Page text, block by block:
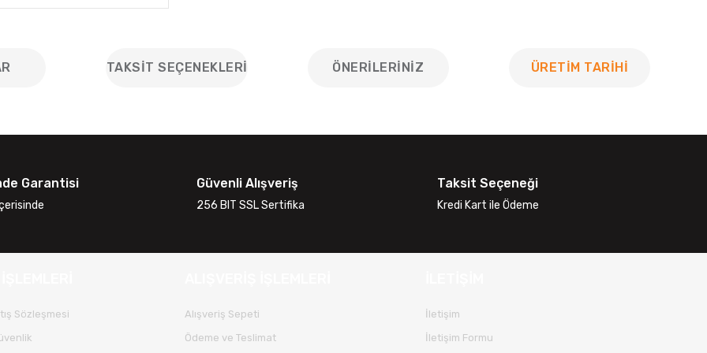
TAKSIT SEÇENEKLERI ÖNERILERINIZ ÜRETİM TARİHİ
Garantisi Güvenli Alışveriş
256 BIT SSL Sertifika
Taksit Seçeneği
Kredi Kart ile Ödeme
Sözleşmesi
Alışveriş Sepeti
Ödeme ve Teslimat
İletişim
İletişim Formu